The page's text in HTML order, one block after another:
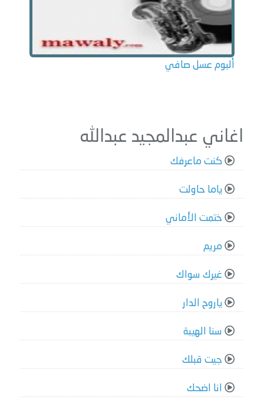
ألبوم عسل صافي
اغاني عبدالمجيد عبدالله
كنت ماعرفك
ياما حاولت
ختمت الأماني
مريم
غيرك سواك
ياروح الدار
سنا الهيبة
جيت قبلك
انا اضحك